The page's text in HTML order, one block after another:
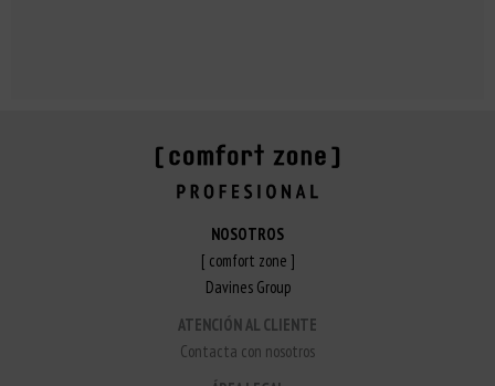
NOSOTROS
[ comfort zone ]
Davines Group
ATENCIÓN AL CLIENTE
Contacta con nosotros